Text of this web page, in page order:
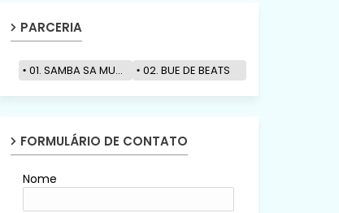
PARCERIA
01. SAMBA SA MUZIK 02. BUE DE BEATS
FORMULÁRIO DE CONTATO
Nome